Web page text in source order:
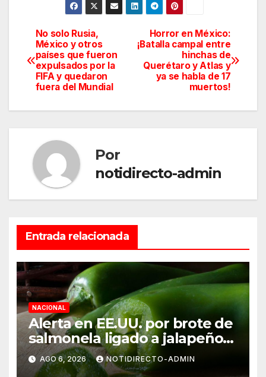
Navegación
de
entradas
Horror en México:
¡Batalla campal entre
hinchas de
Querétaro y Atlas y
ya se habla de 17
muertos!
No solo Rusia,
México y otros
países que fueron
expulsados por la
FIFA y quedaron
fuera del Mundial
Por
notidirecto-admin
Entrada relacionada
NACIONAL
Alerta en EE.UU. por brote de
salmonela ligado a jalapeños
mexicanos; reportan 345
casos
AGO 6, 2026 NOTIDIRECTO-ADMIN